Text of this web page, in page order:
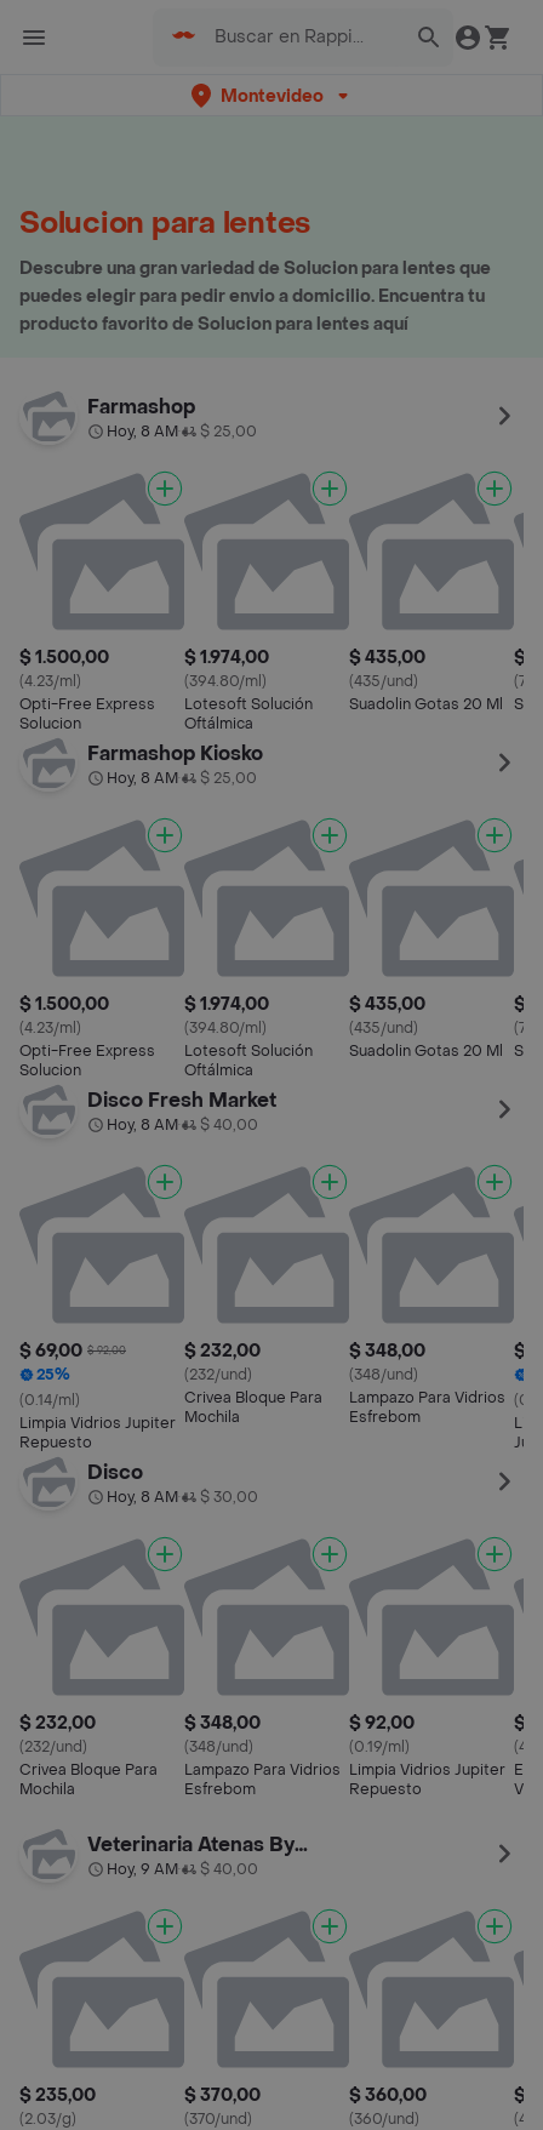
Montevideo
Solucion para lentes
Descubre una gran variedad de Solucion para lentes que
puedes elegir para pedir envio a domicilio. Encuentra tu
producto favorito de Solucion para lentes aquí
Farmashop
Hoy, 8 AM• $ 25,00
$ 1.500,00
(4.23/ml)
Opti-Free Express
Solucion
$ 1.974,00
(394.80/ml)
Lotesoft Solución
Oftálmica
$ 435,00
(435/und)
Suadolin Gotas 20 Ml
$
Farmashop Kiosko
Hoy, 8 AM• $ 25,00
$ 1.500,00
(4.23/ml)
Opti-Free Express
Solucion
$ 1.974,00
(394.80/ml)
Lotesoft Solución
Oftálmica
$ 435,00
(435/und)
Suadolin Gotas 20 Ml
$
Disco Fresh Market
Hoy, 8 AM• $ 40,00
$ 69,00 $ 92,00
25%
(0.14/ml)
Limpia Vidrios Jupiter
Repuesto
$ 232,00
(232/und)
Crivea Bloque Para
Mochila
$ 348,00
(348/und)
Lampazo Para Vidrios
Esfrebom
$
Disco
Hoy, 8 AM• $ 30,00
$ 232,00
(232/und)
Crivea Bloque Para
Mochila
$ 348,00
(348/und)
Lampazo Para Vidrios
Esfrebom
$ 92,00
(0.19/ml)
Limpia Vidrios Jupiter
Repuesto
$
Veterinaria Atenas By Palermo
Hoy, 9 AM• $ 40,00
$ 235,00
(2.03/g)
$ 370,00
(370/und)
$ 360,00
(360/und)
$